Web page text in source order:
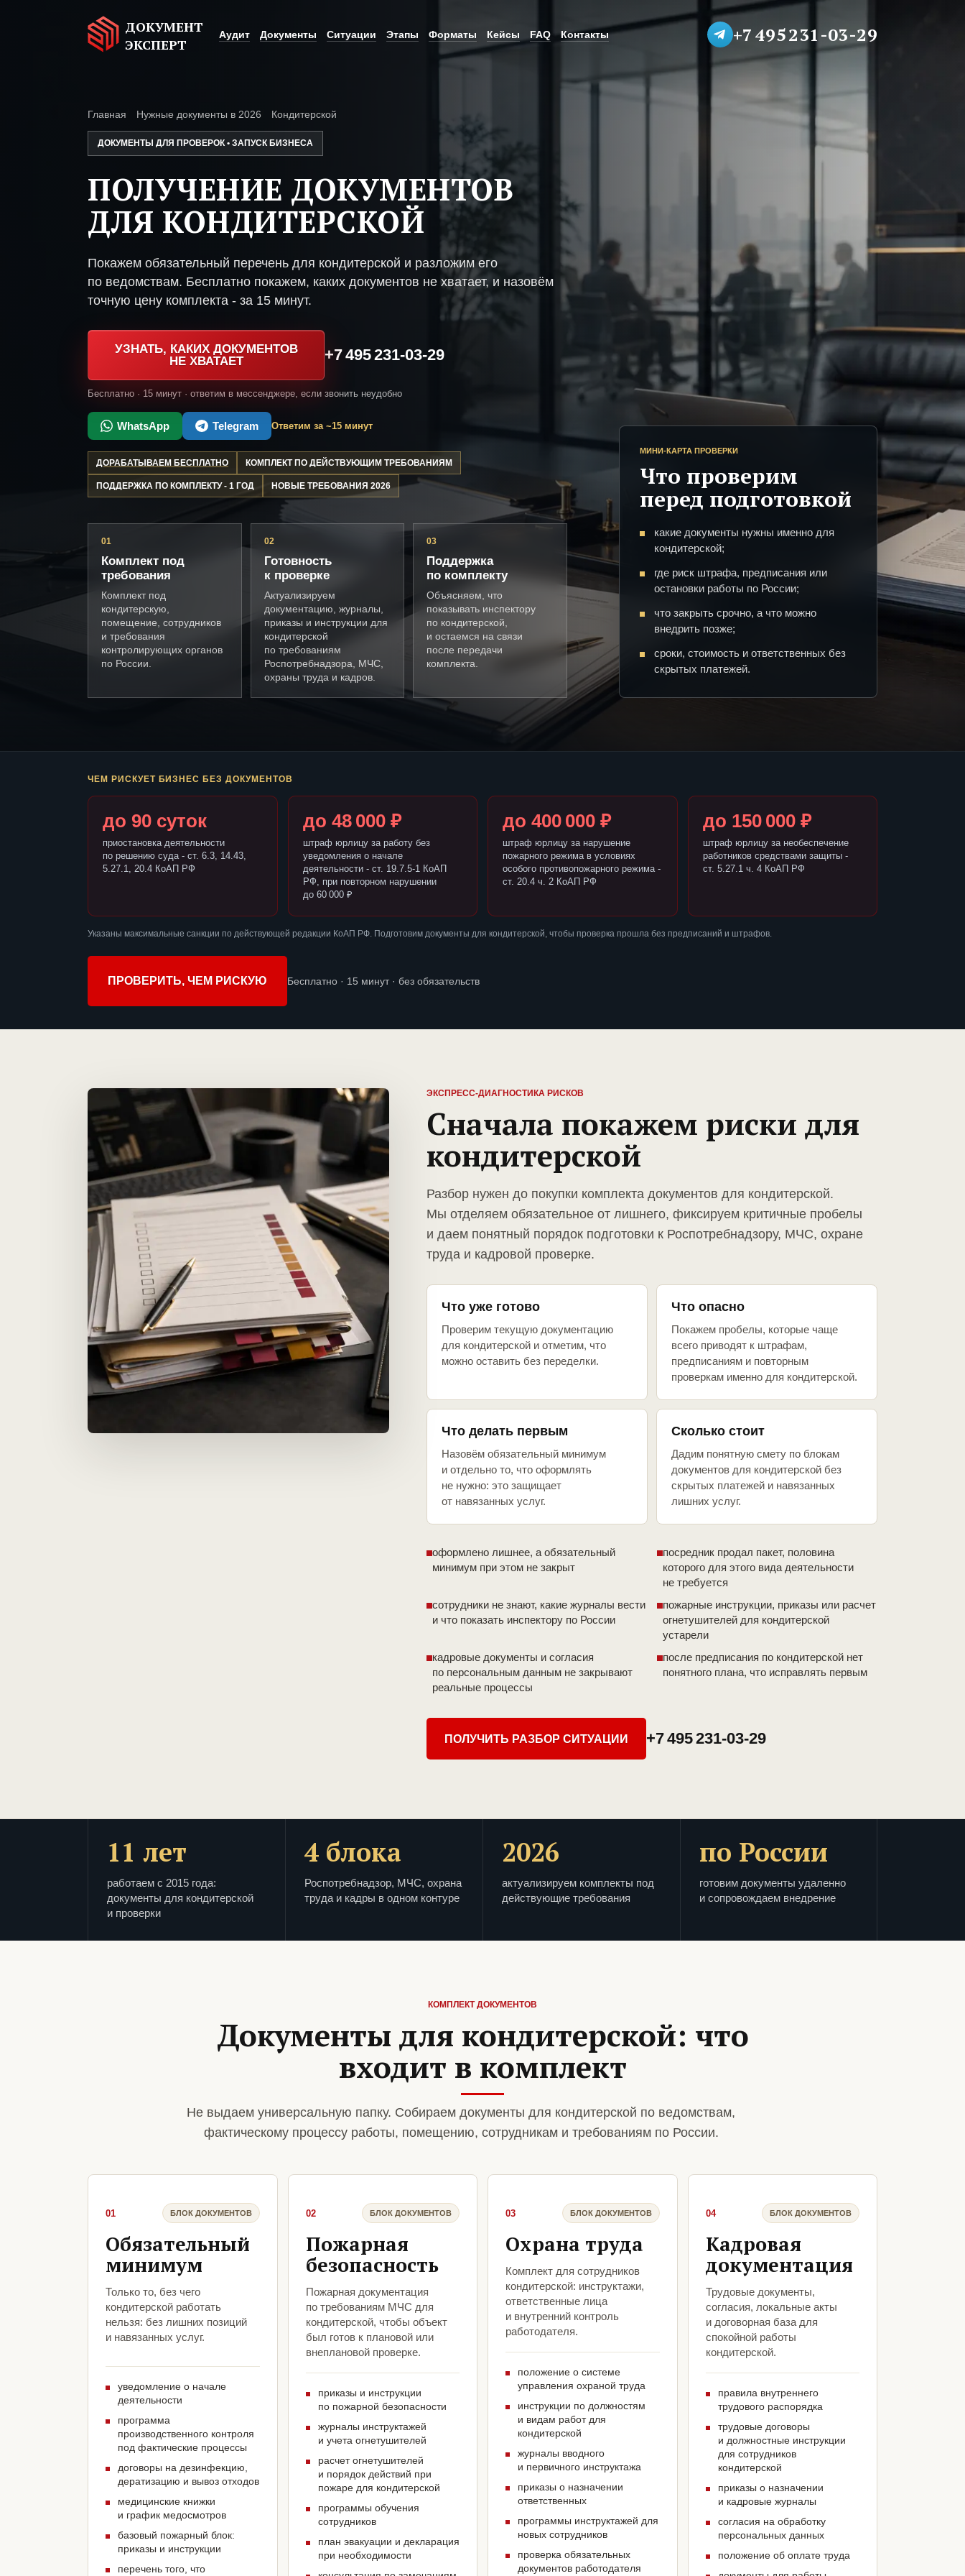
ДОКУМЕНТ
ЭКСПЕРТ
Аудит Документы Ситуации Этапы Форматы Кейсы FAQ Контакты +7 495 231-03-29
Главная Нужные документы в 2026 Кондитерской
ДОКУМЕНТЫ ДЛЯ ПРОВЕРОК • ЗАПУСК БИЗНЕСА
ПОЛУЧЕНИЕ ДОКУМЕНТОВ
ДЛЯ КОНДИТЕРСКОЙ
Покажем обязательный перечень для кондитерской и разложим его
по ведомствам. Бесплатно покажем, каких документов не хватает, и назовём
точную цену комплекта - за 15 минут.
УЗНАТЬ, КАКИХ ДОКУМЕНТОВ
НЕ ХВАТАЕТ
+7 495 231-03-29
Бесплатно · 15 минут · ответим в мессенджере, если звонить неудобно
WhatsApp Telegram Ответим за ~15 минут
ДОРАБАТЫВАЕМ БЕСПЛАТНО КОМПЛЕКТ ПО ДЕЙСТВУЮЩИМ ТРЕБОВАНИЯМ
ПОДДЕРЖКА ПО КОМПЛЕКТУ - 1 ГОД НОВЫЕ ТРЕБОВАНИЯ 2026
01
Комплект под
требования
Комплект под
кондитерскую,
помещение, сотрудников
и требования
контролирующих органов
по России.
02
Готовность
к проверке
Актуализируем
документацию, журналы,
приказы и инструкции для
кондитерской
по требованиям
Роспотребнадзора, МЧС,
охраны труда и кадров.
03
Поддержка
по комплекту
Объясняем, что
показывать инспектору
по кондитерской,
и остаемся на связи
после передачи
комплекта.
МИНИ-КАРТА ПРОВЕРКИ
Что проверим
перед подготовкой
какие документы нужны именно для
кондитерской;
где риск штрафа, предписания или
остановки работы по России;
что закрыть срочно, а что можно
внедрить позже;
сроки, стоимость и ответственных без
скрытых платежей.
ЧЕМ РИСКУЕТ БИЗНЕС БЕЗ ДОКУМЕНТОВ
до 90 суток
приостановка деятельности
по решению суда - ст. 6.3, 14.43,
5.27.1, 20.4 КоАП РФ
до 48 000 ₽
штраф юрлицу за работу без
уведомления о начале
деятельности - ст. 19.7.5-1 КоАП
РФ, при повторном нарушении
до 60 000 ₽
до 400 000 ₽
штраф юрлицу за нарушение
пожарного режима в условиях
особого противопожарного режима -
ст. 20.4 ч. 2 КоАП РФ
до 150 000 ₽
штраф юрлицу за необеспечение
работников средствами защиты -
ст. 5.27.1 ч. 4 КоАП РФ
Указаны максимальные санкции по действующей редакции КоАП РФ. Подготовим документы для кондитерской, чтобы проверка прошла без предписаний и штрафов.
ПРОВЕРИТЬ, ЧЕМ РИСКУЮ Бесплатно · 15 минут · без обязательств
ЭКСПРЕСС-ДИАГНОСТИКА РИСКОВ
Сначала покажем риски для
кондитерской
Разбор нужен до покупки комплекта документов для кондитерской.
Мы отделяем обязательное от лишнего, фиксируем критичные пробелы
и даем понятный порядок подготовки к Роспотребнадзору, МЧС, охране
труда и кадровой проверке.
Что уже готово
Проверим текущую документацию
для кондитерской и отметим, что
можно оставить без переделки.
Что опасно
Покажем пробелы, которые чаще
всего приводят к штрафам,
предписаниям и повторным
проверкам именно для кондитерской.
Что делать первым
Назовём обязательный минимум
и отдельно то, что оформлять
не нужно: это защищает
от навязанных услуг.
Сколько стоит
Дадим понятную смету по блокам
документов для кондитерской без
скрытых платежей и навязанных
лишних услуг.
оформлено лишнее, а обязательный
минимум при этом не закрыт
посредник продал пакет, половина
которого для этого вида деятельности
не требуется
сотрудники не знают, какие журналы вести
и что показать инспектору по России
пожарные инструкции, приказы или расчет
огнетушителей для кондитерской
устарели
кадровые документы и согласия
по персональным данным не закрывают
реальные процессы
после предписания по кондитерской нет
понятного плана, что исправлять первым
ПОЛУЧИТЬ РАЗБОР СИТУАЦИИ +7 495 231-03-29
11 лет
работаем с 2015 года:
документы для кондитерской
и проверки
4 блока
Роспотребнадзор, МЧС, охрана
труда и кадры в одном контуре
2026
актуализируем комплекты под
действующие требования
по России
готовим документы удаленно
и сопровождаем внедрение
КОМПЛЕКТ ДОКУМЕНТОВ
Документы для кондитерской: что
входит в комплект
Не выдаем универсальную папку. Собираем документы для кондитерской по ведомствам,
фактическому процессу работы, помещению, сотрудникам и требованиям по России.
01 БЛОК ДОКУМЕНТОВ
Обязательный
минимум
Только то, без чего
кондитерской работать
нельзя: без лишних позиций
и навязанных услуг.
уведомление о начале
деятельности
программа
производственного контроля
под фактические процессы
договоры на дезинфекцию,
дератизацию и вывоз отходов
медицинские книжки
и график медосмотров
базовый пожарный блок:
приказы и инструкции
перечень того, что
02 БЛОК ДОКУМЕНТОВ
Пожарная
безопасность
Пожарная документация
по требованиям МЧС для
кондитерской, чтобы объект
был готов к плановой или
внеплановой проверке.
приказы и инструкции
по пожарной безопасности
журналы инструктажей
и учета огнетушителей
расчет огнетушителей
и порядок действий при
пожаре для кондитерской
программы обучения
сотрудников
план эвакуации и декларация
при необходимости
03 БЛОК ДОКУМЕНТОВ
Охрана труда
Комплект для сотрудников
кондитерской: инструктажи,
ответственные лица
и внутренний контроль
работодателя.
положение о системе
управления охраной труда
инструкции по должностям
и видам работ для
кондитерской
журналы вводного
и первичного инструктажа
приказы о назначении
ответственных
программы инструктажей для
новых сотрудников
проверка обязательных
документов работодателя
04 БЛОК ДОКУМЕНТОВ
Кадровая
документация
Трудовые документы,
согласия, локальные акты
и договорная база для
спокойной работы
кондитерской.
правила внутреннего
трудового распорядка
трудовые договоры
и должностные инструкции
для сотрудников
кондитерской
приказы о назначении
и кадровые журналы
согласия на обработку
персональных данных
положение об оплате труда